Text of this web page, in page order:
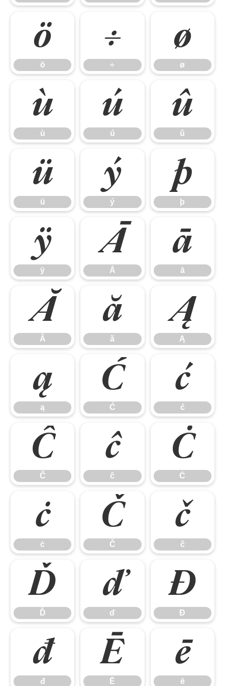
ö
ö
÷
÷
ø
ø
ù
ù
ú
ú
û
û
ü
ü
ý
ý
þ
þ
ÿ
ÿ
Ā
Ā
ā
ā
Ă
Ă
ă
ă
Ą
Ą
ą
ą
Ć
Ć
ć
ć
Ĉ
Ĉ
ĉ
ĉ
Ċ
Ċ
ċ
ċ
Č
Č
č
č
Ď
Ď
ď
ď
Đ
Đ
đ
đ
Ē
Ē
ē
ē